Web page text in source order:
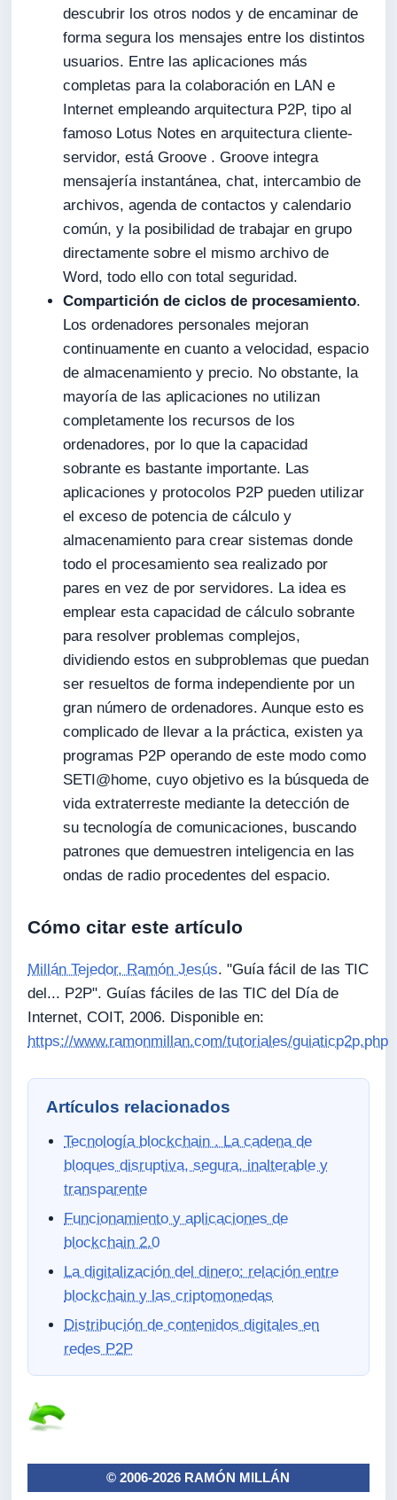
descubrir los otros nodos y de encaminar de
forma segura los mensajes entre los distintos
usuarios. Entre las aplicaciones más
completas para la colaboración en LAN e
Internet empleando arquitectura P2P, tipo al
famoso Lotus Notes en arquitectura cliente-
servidor, está Groove . Groove integra
mensajería instantánea, chat, intercambio de
archivos, agenda de contactos y calendario
común, y la posibilidad de trabajar en grupo
directamente sobre el mismo archivo de
Word, todo ello con total seguridad.
Compartición de ciclos de procesamiento.
Los ordenadores personales mejoran
continuamente en cuanto a velocidad, espacio
de almacenamiento y precio. No obstante, la
mayoría de las aplicaciones no utilizan
completamente los recursos de los
ordenadores, por lo que la capacidad
sobrante es bastante importante. Las
aplicaciones y protocolos P2P pueden utilizar
el exceso de potencia de cálculo y
almacenamiento para crear sistemas donde
todo el procesamiento sea realizado por
pares en vez de por servidores. La idea es
emplear esta capacidad de cálculo sobrante
para resolver problemas complejos,
dividiendo estos en subproblemas que puedan
ser resueltos de forma independiente por un
gran número de ordenadores. Aunque esto es
complicado de llevar a la práctica, existen ya
programas P2P operando de este modo como
SETI@home, cuyo objetivo es la búsqueda de
vida extraterreste mediante la detección de
su tecnología de comunicaciones, buscando
patrones que demuestren inteligencia en las
ondas de radio procedentes del espacio.
Cómo citar este artículo
Millán Tejedor, Ramón Jesús. "Guía fácil de las TIC
del... P2P". Guías fáciles de las TIC del Día de
Internet, COIT, 2006. Disponible en:
https://www.ramonmillan.com/tutoriales/guiaticp2p.php
Artículos relacionados
Tecnología blockchain . La cadena de
bloques disruptiva, segura, inalterable y
transparente
Funcionamiento y aplicaciones de
blockchain 2.0
La digitalización del dinero: relación entre
blockchain y las criptomonedas
Distribución de contenidos digitales en
redes P2P
© 2006-2026 RAMÓN MILLÁN